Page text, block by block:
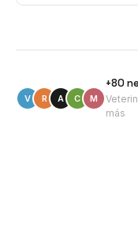
V R A C M
+80
más